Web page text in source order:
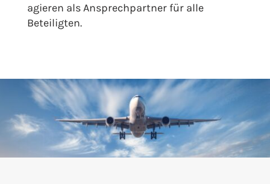
agieren als Ansprechpartner für alle
Beteiligten.